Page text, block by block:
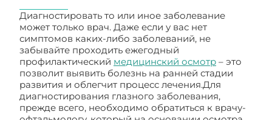
Диагностировать то или иное заболевание
может только врач. Даже если у вас нет
симптомов каких-либо заболеваний, не
забывайте проходить ежегодный
профилактический медицинский осмотр – это
позволит выявить болезнь на ранней стадии
развития и облегчит процесс лечения.Для
диагностирования глазного заболевания,
прежде всего, необходимо обратиться к врачу-